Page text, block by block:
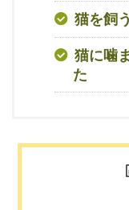
猫を飼
猫に噛
た